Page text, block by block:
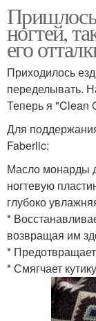
ногтей,
его
Приходилось
переделывать.
Теперь я "Clean
Для
Faberlic:
Масло монарды
ногтевую
глубоко
*
возвращая им
*
* Смягчает